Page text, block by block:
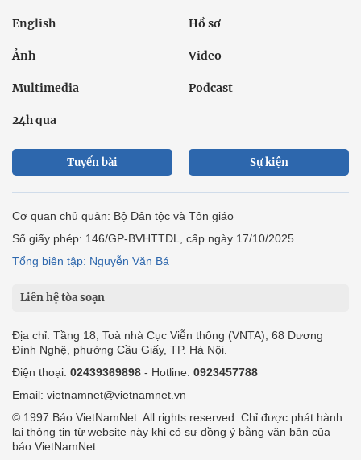
English Hồ sơ
Ảnh Video
Multimedia Podcast
24h qua
Tuyến bài Sự kiện
Cơ quan chủ quản: Bộ Dân tộc và Tôn giáo
Số giấy phép: 146/GP-BVHTTDL, cấp ngày 17/10/2025
Tổng biên tập: Nguyễn Văn Bá
Liên hệ tòa soạn
Địa chỉ: Tầng 18, Toà nhà Cục Viễn thông (VNTA), 68 Dương
Đình Nghệ, phường Cầu Giấy, TP. Hà Nội.
Điện thoại: 02439369898 - Hotline: 0923457788
Email: vietnamnet@vietnamnet.vn
© 1997 Báo VietNamNet. All rights reserved. Chỉ được phát hành
lại thông tin từ website này khi có sự đồng ý bằng văn bản của
báo VietNamNet.